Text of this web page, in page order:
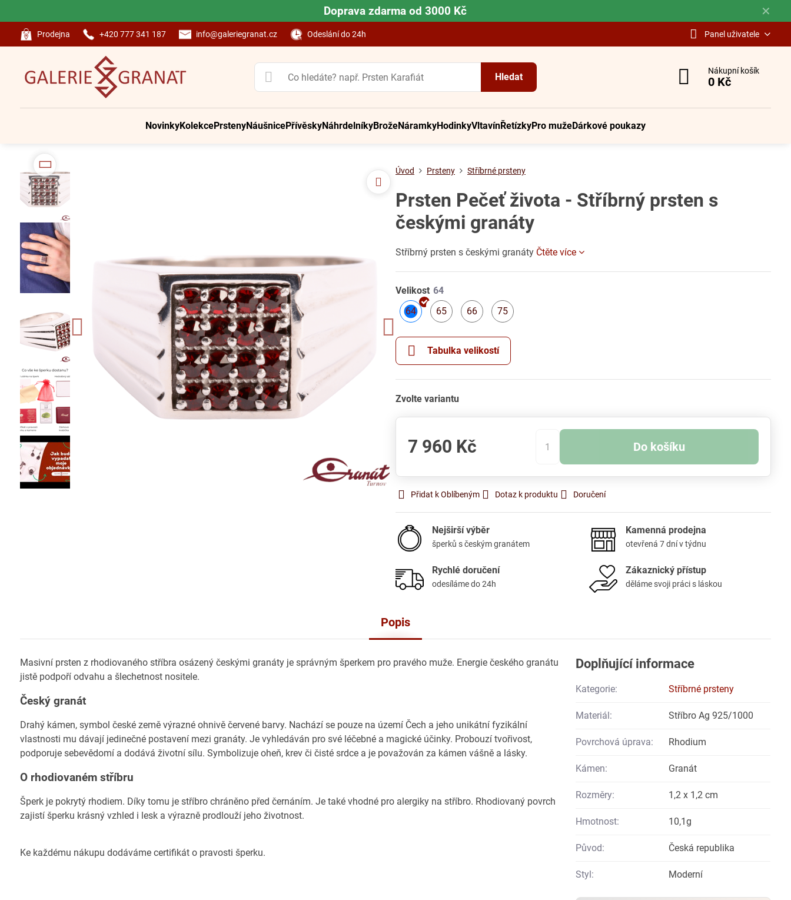
✕
Doprava zdarma od 3000 Kč
Prodejna +420 777 341 187 info@galeriegranat.cz Odeslání do 24h Panel uživatele
Hledat
Nákupní košík
0 Kč
NovinkyKolekcePrstenyNáušnicePřívěskyNáhrdelníkyBrožeNáramkyHodinkyVltavínŘetízkyPro mužeDárkové poukazy
Úvod Prsteny Stříbrné prsteny
Prsten Pečeť života - Stříbrný prsten s
českými granáty
Stříbrný prsten s českými granáty Čtěte více
Velikost
64
65
66
75
Tabulka velikostí
Zvolte variantu
7 960 Kč Do košíku
Přidat k Oblíbeným Dotaz k produktu Doručení
Nejširší výběr
šperků s českým granátem
Kamenná prodejna
otevřená 7 dní v týdnu
Rychlé doručení
odesíláme do 24h
Zákaznický přístup
děláme svoji práci s láskou
Popis
Masivní prsten z rhodiovaného stříbra osázený českými granáty je správným šperkem pro pravého muže. Energie českého granátu
jistě podpoří odvahu a šlechetnost nositele.
Český granát
Drahý kámen, symbol české země výrazné ohnivě červené barvy. Nachází se pouze na území Čech a jeho unikátní fyzikální
vlastnosti mu dávají jedinečné postavení mezi granáty. Je vyhledáván pro své léčebné a magické účinky. Probouzí tvořivost,
podporuje sebevědomí a dodává životní sílu. Symbolizuje oheň, krev či čisté srdce a je považován za kámen vášně a lásky.
O rhodiovaném stříbru
Šperk je pokrytý rhodiem. Díky tomu je stříbro chráněno před černáním. Je také vhodné pro alergiky na stříbro. Rhodiovaný povrch
zajistí šperku krásný vzhled i lesk a výrazně prodlouží jeho životnost.
Ke každému nákupu dodáváme certifikát o pravosti šperku.
Doplňující informace
Kategorie: Stříbrné prsteny
Materiál: Stříbro Ag 925/1000
Povrchová úprava: Rhodium
Kámen: Granát
Rozměry: 1,2 x 1,2 cm
Hmotnost: 10,1g
Původ: Česká republika
Styl: Moderní